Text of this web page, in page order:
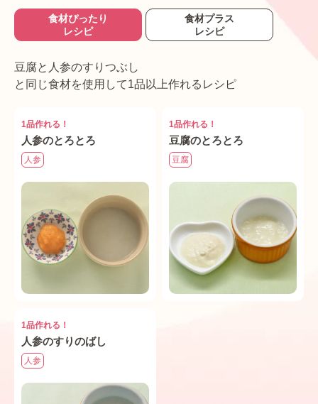
食材ぴったり
レシピ
食材プラス
レシピ
豆腐と人参のすりつぶし
と同じ食材を使用して1品以上作れるレシピ
1品作れる！
人参のとろとろ
人参
1品作れる！
豆腐のとろとろ
豆腐
1品作れる！
人参のすりのばし
人参